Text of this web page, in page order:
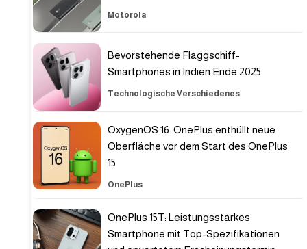
Motorola
Bevorstehende Flaggschiff-
Smartphones in Indien Ende 2025
Technologische Verschiedenes
OxygenOS 16: OnePlus enthüllt neue
Oberfläche vor dem Start des OnePlus
15
OnePlus
OnePlus 15T: Leistungsstarkes
Smartphone mit Top-Spezifikationen